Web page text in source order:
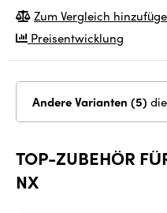
Zum Vergleich
Preisentwicklung
Andere Varianten (5)
TOP-ZUBEHÖR
NX